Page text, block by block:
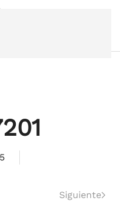
Siguiente